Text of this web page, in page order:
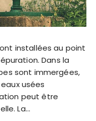
installées au point
Dans la
sont immergées,
usées
peut être
La…